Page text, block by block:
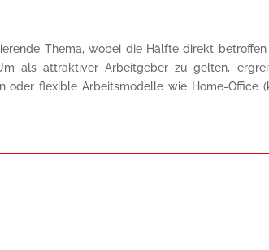
Thema, wobei die Hälfte direkt
als attraktiver Arbeitgeber zu gelten,
oder flexible Arbeitsmodelle wie Home-Office